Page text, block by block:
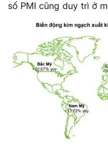
số PMI cũng duy trì ở